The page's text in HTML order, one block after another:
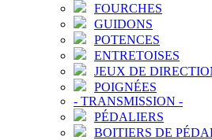
FOURCHES
GUIDONS
POTENCES
ENTRETOISES
JEUX DE
POIGNÉES
- TRANSMISSION -
PÉDALIERS
BOITIERS DE